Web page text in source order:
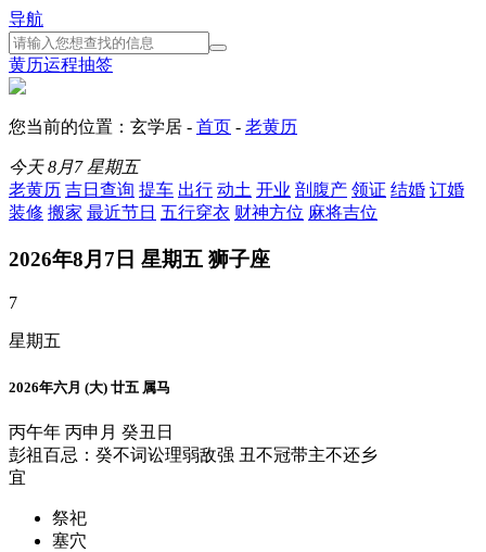
导航
黄历运程抽签
您当前的位置：玄学居 - 首页 - 老黄历
今天8月7 星期五
老黄历 吉日查询 提车 出行 动土 开业 剖腹产 领证 结婚 订婚
装修 搬家 最近节日 五行穿衣 财神方位 麻将吉位
2026年8月7日 星期五 狮子座
7
星期五
2026年六月 (大) 廿五 属马
丙午年 丙申月 癸丑日
彭祖百忌：癸不词讼理弱敌强 丑不冠带主不还乡
宜
祭祀
塞穴